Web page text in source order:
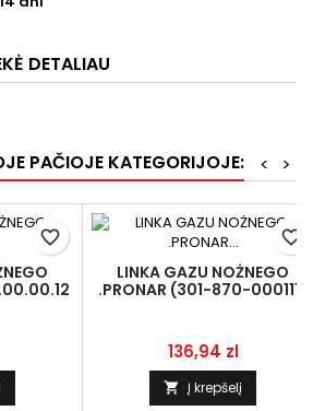
DETALIAU
PAČIOJE KATEGORIJOJE: >
<
favorite_border
LINKA GAZU NOŻNEGO
.PRONAR (301-870-000111)
Kaina
136,94 zl
 Į krepšelį
favorite_border